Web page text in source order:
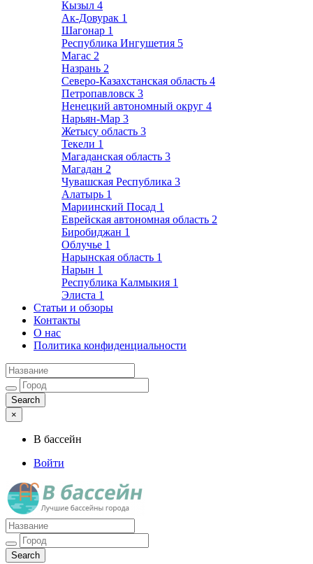
Кызыл 4
Ак-Довурак 1
Шагонар 1
Республика Ингушетия 5
Магас 2
Назрань 2
Северо-Казахстанская область 4
Петропавловск 3
Ненецкий автономный округ 4
Нарьян-Мар 3
Жетысу область 3
Текели 1
Магаданская область 3
Магадан 2
Чувашская Республика 3
Алатырь 1
Мариинский Посад 1
Еврейская автономная область 2
Биробиджан 1
Облучье 1
Нарынская область 1
Нарын 1
Республика Калмыкия 1
Элиста 1
Статьи и обзоры
Контакты
О нас
Политика конфиденциальности
×
В бассейн
Войти
Лучшие бассейны города